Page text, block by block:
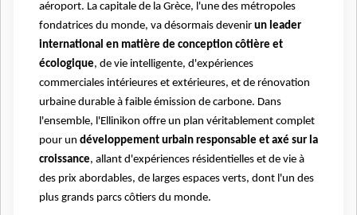
aéroport. La capitale de la Grèce, l'une des métropoles
fondatrices du monde, va désormais devenir un leader
international en matière de conception côtière et
écologique, de vie intelligente, d'expériences
commerciales intérieures et extérieures, et de rénovation
urbaine durable à faible émission de carbone. Dans
l'ensemble, l'Ellinikon offre un plan véritablement complet
pour un développement urbain responsable et axé sur la
croissance, allant d'expériences résidentielles et de vie à
des prix abordables, de larges espaces verts, dont l'un des
plus grands parcs côtiers du monde.